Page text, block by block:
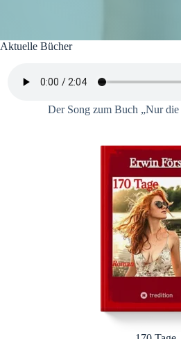
Aktuelle Bücher
Der Song zum Buch „Nur